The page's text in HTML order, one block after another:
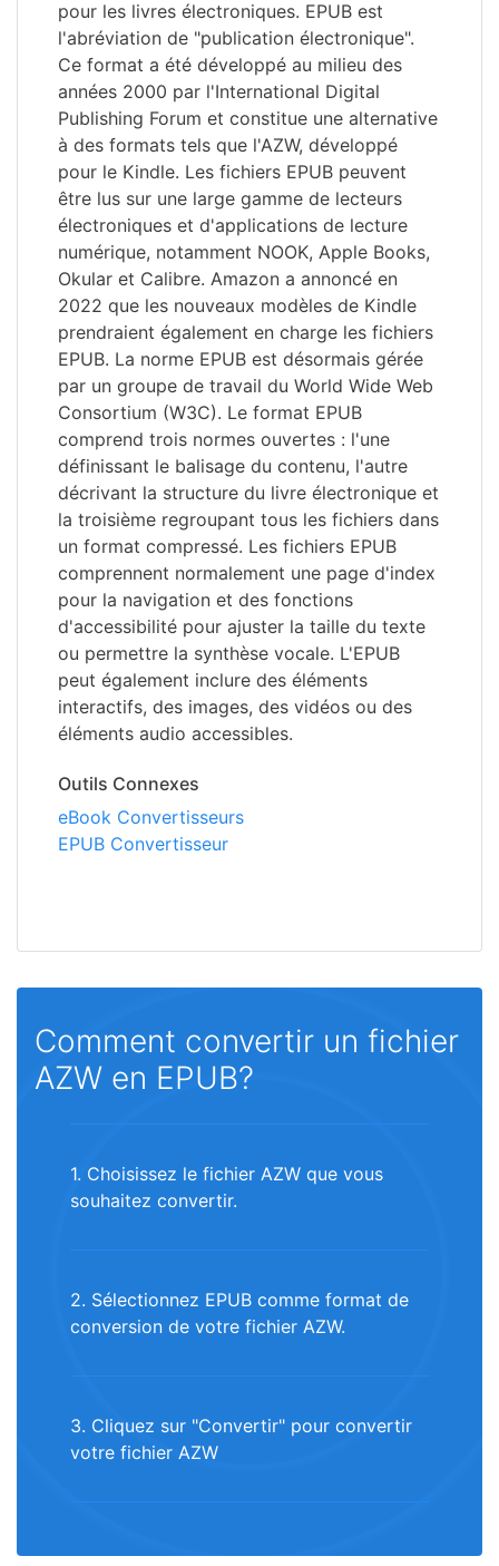
pour les livres électroniques. EPUB est
l'abréviation de "publication électronique".
Ce format a été développé au milieu des
années 2000 par l'International Digital
Publishing Forum et constitue une alternative
à des formats tels que l'AZW, développé
pour le Kindle. Les fichiers EPUB peuvent
être lus sur une large gamme de lecteurs
électroniques et d'applications de lecture
numérique, notamment NOOK, Apple Books,
Okular et Calibre. Amazon a annoncé en
2022 que les nouveaux modèles de Kindle
prendraient également en charge les fichiers
EPUB. La norme EPUB est désormais gérée
par un groupe de travail du World Wide Web
Consortium (W3C). Le format EPUB
comprend trois normes ouvertes : l'une
définissant le balisage du contenu, l'autre
décrivant la structure du livre électronique et
la troisième regroupant tous les fichiers dans
un format compressé. Les fichiers EPUB
comprennent normalement une page d'index
pour la navigation et des fonctions
d'accessibilité pour ajuster la taille du texte
ou permettre la synthèse vocale. L'EPUB
peut également inclure des éléments
interactifs, des images, des vidéos ou des
éléments audio accessibles.
Outils Connexes
eBook Convertisseurs
EPUB Convertisseur
Comment convertir un fichier
AZW en EPUB?
1. Choisissez le fichier AZW que vous
souhaitez convertir.
2. Sélectionnez EPUB comme format de
conversion de votre fichier AZW.
3. Cliquez sur "Convertir" pour convertir
votre fichier AZW